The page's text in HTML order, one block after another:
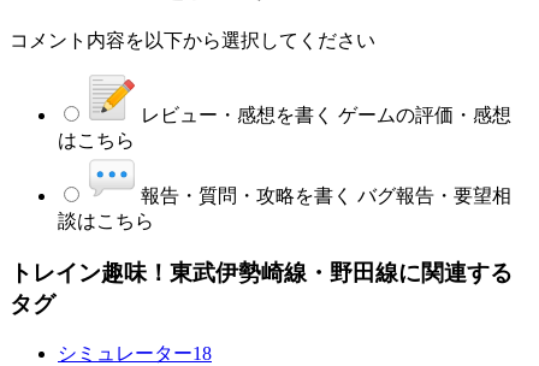
コメント内容を以下から選択してください
レビュー・感想を書く ゲームの評価・感想
はこちら
報告・質問・攻略を書く バグ報告・要望相
談はこちら
トレイン趣味！東武伊勢崎線・野田線に関連する
タグ
シミュレーター18